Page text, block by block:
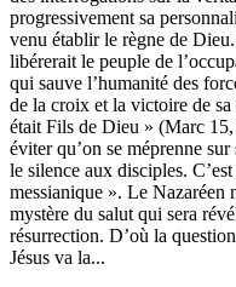
progressivement sa
venu établir le règne de
libérerait le peuple de
qui sauve l’humanité des
de la croix et la victoire de
était Fils de Dieu » (Marc
éviter qu’on se méprenne
le silence aux disciples.
messianique ». Le Nazaréen
mystère du salut qui sera
résurrection. D’où la
Jésus va la...